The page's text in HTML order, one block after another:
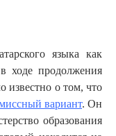
языка как
в ходе продолжения
известно о том, что
вариант. Он
образования